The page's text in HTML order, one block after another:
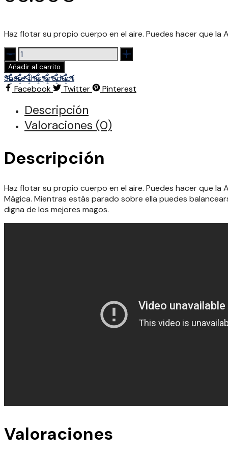
Haz flotar su propio cuerpo en el aire. Puedes hacer que
La
alfombra
voladora
cantidad
Añadir al carrito
Share this product
Facebook
Twitter Pinterest
Descripción
Valoraciones (0)
Descripción
Haz flotar su propio cuerpo en el aire. Puedes hacer que
Mágica. Mientras estás parado sobre ella puedes
digna de los mejores magos.
Valoraciones